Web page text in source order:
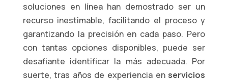
soluciones en línea han demostrado ser un
recurso inestimable, facilitando el proceso y
garantizando la precisión en cada paso. Pero
con tantas opciones disponibles, puede ser
desafiante identificar la más adecuada. Por
suerte, tras años de experiencia en servicios